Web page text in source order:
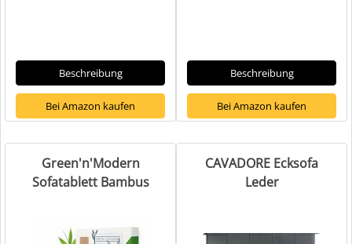
Beschreibung
Bei Amazon kaufen
Beschreibung
Bei Amazon kaufen
Green'n'Modern
Sofatablett Bambus
CAVADORE Ecksofa
Leder